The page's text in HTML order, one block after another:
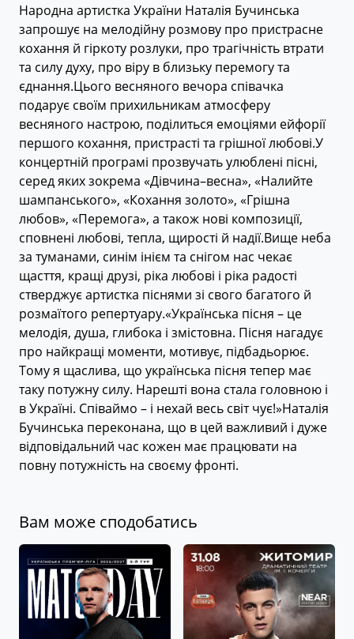
Народна артистка України Наталія Бучинська
запрошує на мелодійну розмову про пристрасне
кохання й гіркоту розлуки, про трагічність втрати
та силу духу, про віру в близьку перемогу та
єднання.Цього весняного вечора співачка
подарує своїм прихильникам атмосферу
весняного настрою, поділиться емоціями ейфорії
першого кохання, пристрасті та грішної любові.У
концертній програмі прозвучать улюблені пісні,
серед яких зокрема «Дівчина–весна», «Налийте
шампанського», «Кохання золото», «Грішна
любов», «Перемога», а також нові композиції,
сповнені любові, тепла, щирості й надії.Вище неба
за туманами, синім інієм та снігом нас чекає
щасття, кращі друзі, ріка любові і ріка радості
стверджує артистка піснями зі свого багатого й
розмаїтого репертуару.«Українська пісня – це
мелодія, душа, глибока і змістовна. Пісня нагадує
про найкращі моменти, мотивує, підбадьорює.
Тому я щаслива, що українська пісня тепер має
таку потужну силу. Нарешті вона стала головною і
в Україні. Співаймо – і нехай весь світ чує!»Наталія
Бучинська переконана, що в цей важливий і дуже
відповідальний час кожен має працювати на
повну потужність на своєму фронті.
Вам може сподобатись